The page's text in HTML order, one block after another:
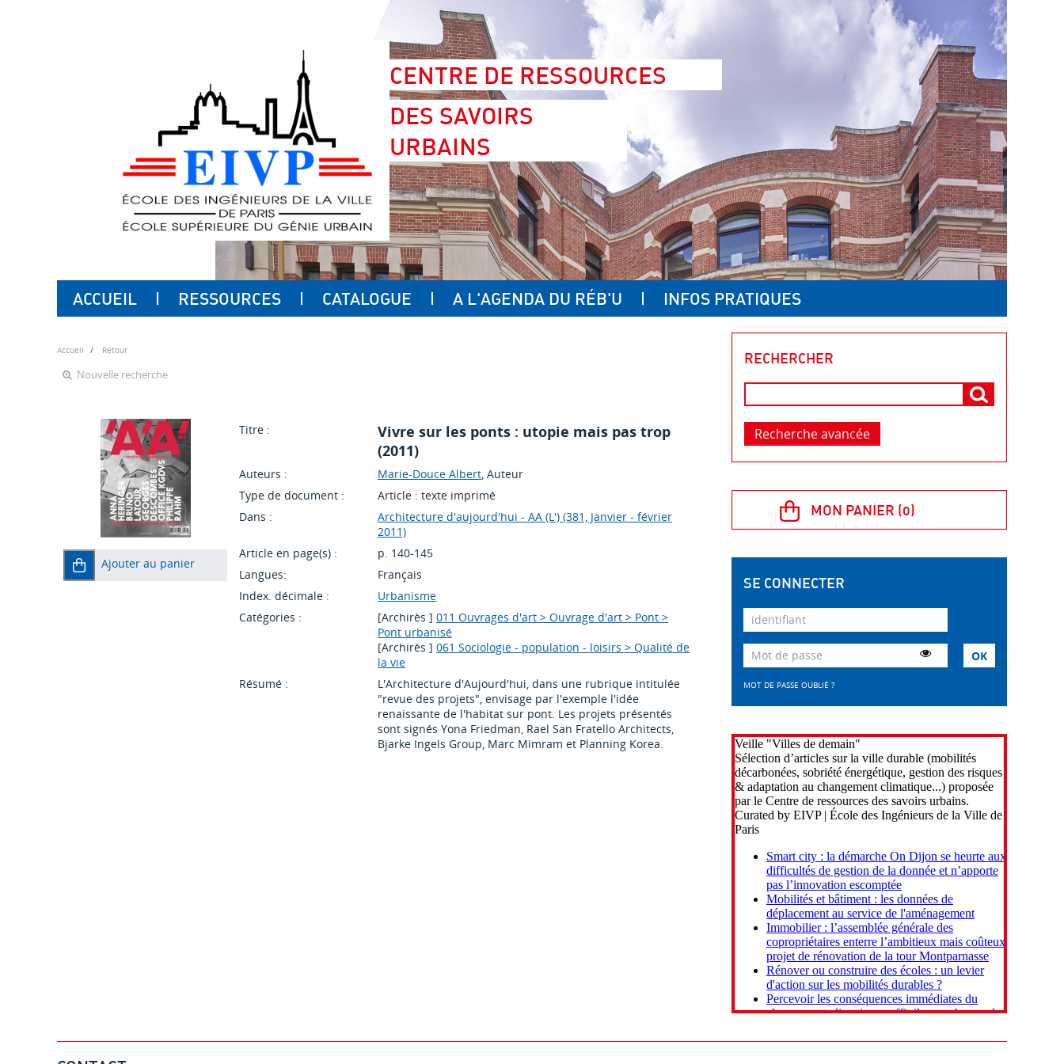
CENTRE DE RESSOURCES
DES SAVOIRS
URBAINS
ACCUEIL RESSOURCES CATALOGUE A L'AGENDA DU RÉB'U INFOS PRATIQUES
Accueil Retour
Nouvelle recherche
Ajouter au panier
Titre :
Vivre sur les ponts : utopie mais pas trop
(2011)
Auteurs : Marie-Douce Albert, Auteur
Type de document :
Article : texte imprimé
Dans :
Architecture d'aujourd'hui - AA (L') (381, Janvier - février
2011)
Article en page(s) :
p. 140-145
Langues:
Français
Index. décimale :
Urbanisme
Catégories :
[Archirès ]011 Ouvrages d'art > Ouvrage d'art > Pont >
Pont urbanisé
[Archirès ]061 Sociologie - population - loisirs > Qualité de
la vie
Résumé :
L'Architecture d'Aujourd'hui, dans une rubrique intitulée
"revue des projets", envisage par l'exemple l'idée
renaissante de l'habitat sur pont. Les projets présentés
sont signés Yona Friedman, Rael San Fratello Architects,
Bjarke Ingels Group, Marc Mimram et Planning Korea.
RECHERCHER
Recherche avancée
SE CONNECTER
MOT DE PASSE OUBLIÉ ?